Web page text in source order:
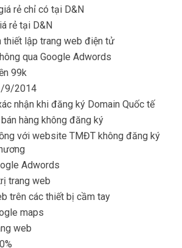
rẻ chỉ có tại D&N
rẻ tại D&N
thiết lập trang web điện tử
qua Google Adwords
99k
9/2014
nhận khi đăng ký Domain Quốc tế
hàng không đăng ký
với website TMĐT không đăng ký
Adwords
trang web
trên các thiết bị cầm tay
maps
web